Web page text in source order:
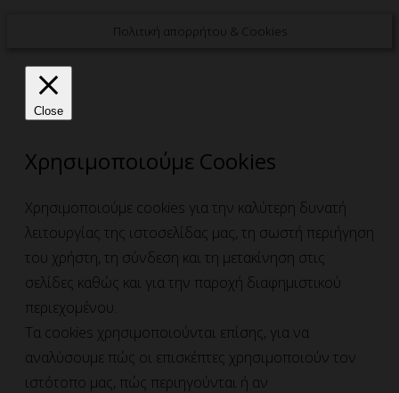
Πολιτική απορρήτου & Cookies
Close
Χρησιμοποιούμε Cookies
Χρησιμοποιούμε cookies για την καλύτερη δυνατή
λειτουργίας της ιστοσελίδας μας, τη σωστή περιήγηση
του χρήστη, τη σύνδεση και τη μετακίνηση στις
σελίδες καθώς και για την παροχή διαφημιστικού
περιεχομένου.
Τα cookies χρησιμοποιούνται επίσης, για να
αναλύσουμε πώς οι επισκέπτες χρησιμοποιούν τον
ιστότοπο μας, πώς περιηγούνται ή αν